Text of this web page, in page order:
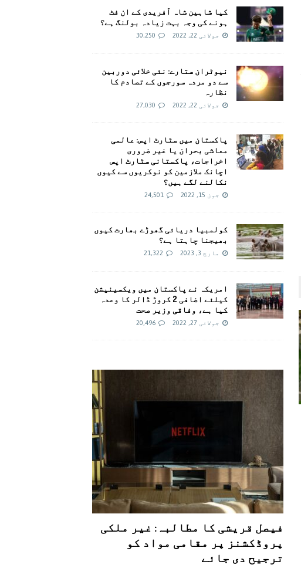
کیا شاہین شاہ آفریدی کے ان فٹ
ہونے کی وجہ بہت زیادہ بولنگ ہے؟
جولائی 22, 2022 30,250
نیوٹران ستارے: نئی خلائی دوربین
سے دو مردہ سورجوں کے تصادم کا
نظارہ
جولائی 22, 2022 27,030
پاکستان میں سٹارٹ اپس: عالمی
معاشی بحران یا غیر ضروری
اخراجات، پاکستانی سٹارٹ اپس
اچانک ملازمین کو نوکریوں سے کیوں
نکالنے لگے ہیں؟
جون 15, 2022 24,501
کولمبیا دریائی گھوڑے بھارت کیوں
بھیجنا چاہتا ہے؟
مارچ 3, 2023 21,322
امريکہ نے پاکستان میں ویکسینیشن
کیلئے اضافی 2 کروڑ ڈالر کا وعدہ
کیا ہے، وفاقی وزیر صحت
جولائی 27, 2022 20,496
فیصل قریشی کا مطالبہ: غیر ملکی
پروڈکشنز پر مقامی مواد کو
ترجیح دی جائے